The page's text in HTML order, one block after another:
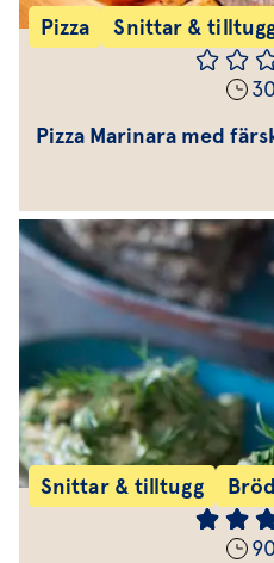
Pizza Snittar &
30
Pizza Marinara med
Snittar & tilltugg
90